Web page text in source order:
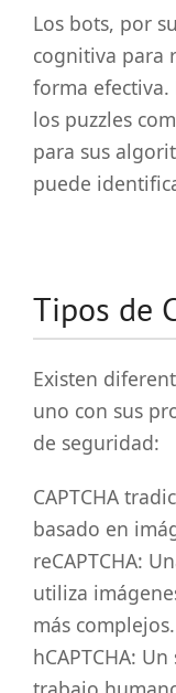
Los bots, por
cognitiva para
forma efectiva.
los puzzles
para sus
puede
Tipos de
Existen
uno con sus
de seguridad:
CAPTCHA
basado en
reCAPTCHA:
utiliza
más complejos.
hCAPTCHA: